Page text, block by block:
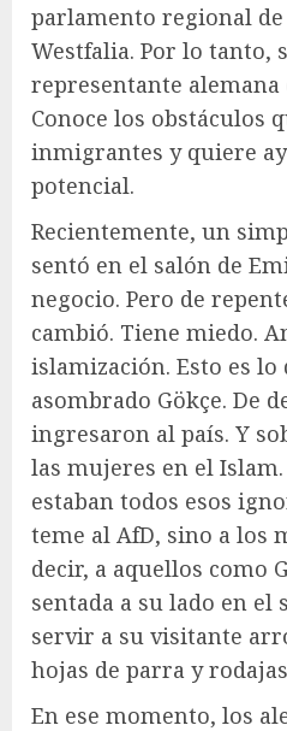
parlamento regional
Westfalia. Por lo tanto,
representante
Conoce los obstáculos
inmigrantes y quiere
potencial.
Recientemente, un
sentó en el salón de
negocio. Pero de
cambió. Tiene miedo.
islamización. Esto es lo
asombrado Gökçe. De
ingresaron al país. Y
las mujeres en el Islam.
estaban todos esos
teme al AfD, sino a los
decir, a aquellos como
sentada a su lado en el
servir a su visitante
hojas de parra y
En ese momento, los